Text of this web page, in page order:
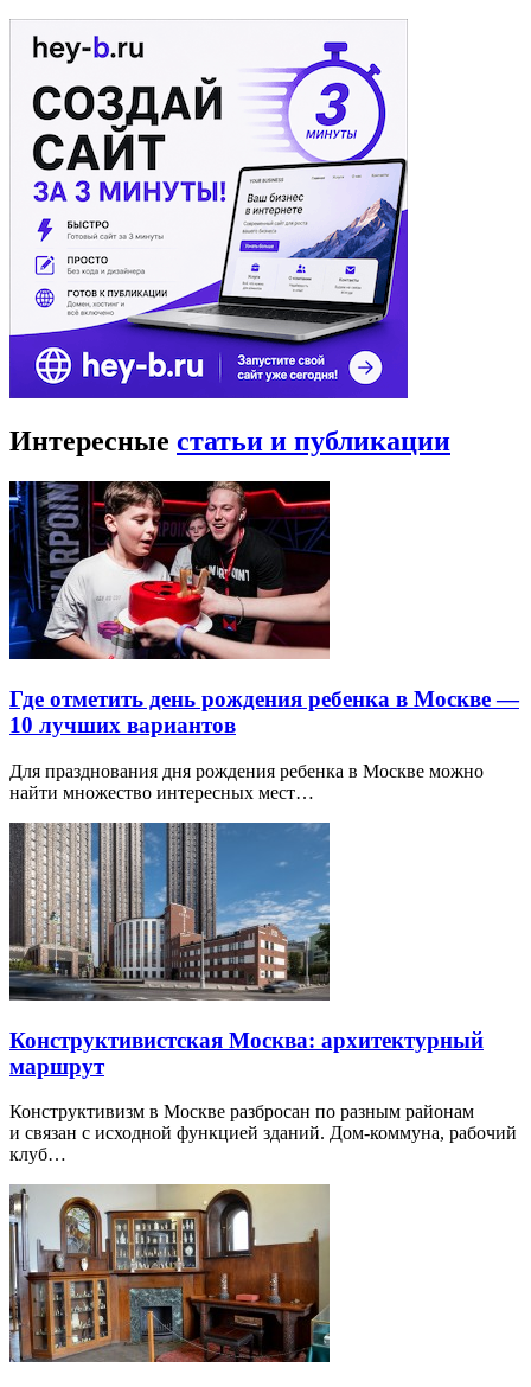
Интересные статьи и публикации
Где отметить день рождения ребенка в Москве —
10 лучших вариантов
Для празднования дня рождения ребенка в Москве можно
найти множество интересных мест…
Конструктивистская Москва: архитектурный
маршрут
Конструктивизм в Москве разбросан по разным районам
и связан с исходной функцией зданий. Дом-коммуна, рабочий
клуб…